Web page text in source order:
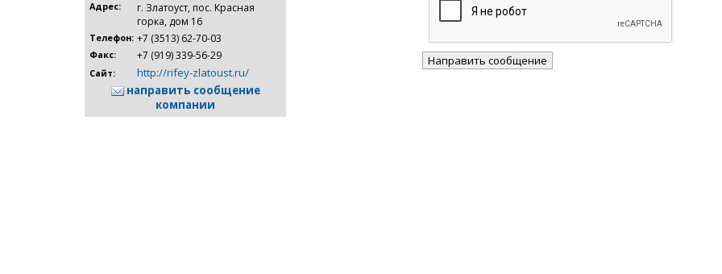
Адрес:
г. Златоуст, пос. Красная
горка, дом 16
Телефон: +7 (3513) 62-70-03
Факс: +7 (919) 339-56-29
Сайт:
http://rifey-zlatoust.ru/
направить сообщение
компании